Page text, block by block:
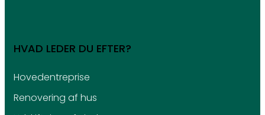
HVAD LEDER DU EFTER?
Hovedentreprise
Renovering af hus